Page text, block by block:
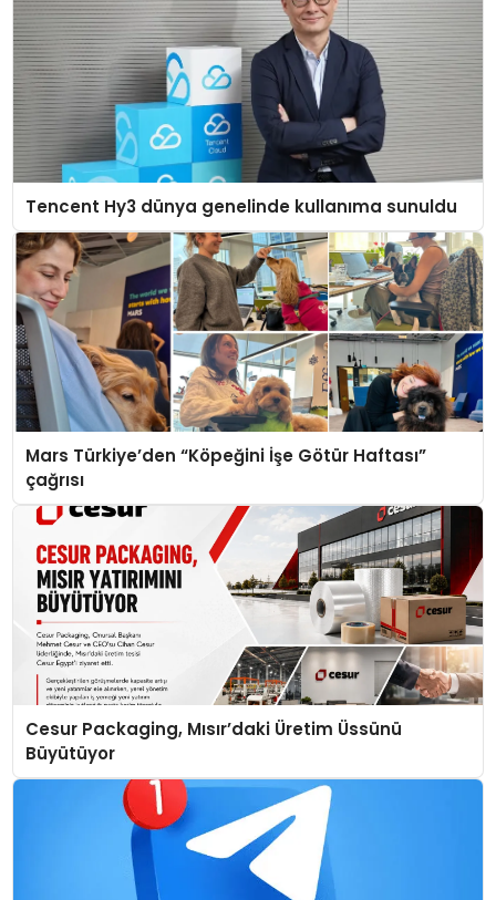
Tencent Hy3 dünya genelinde kullanıma sunuldu
Mars Türkiye’den “Köpeğini İşe Götür Haftası”
çağrısı
Cesur Packaging, Mısır’daki Üretim Üssünü
Büyütüyor